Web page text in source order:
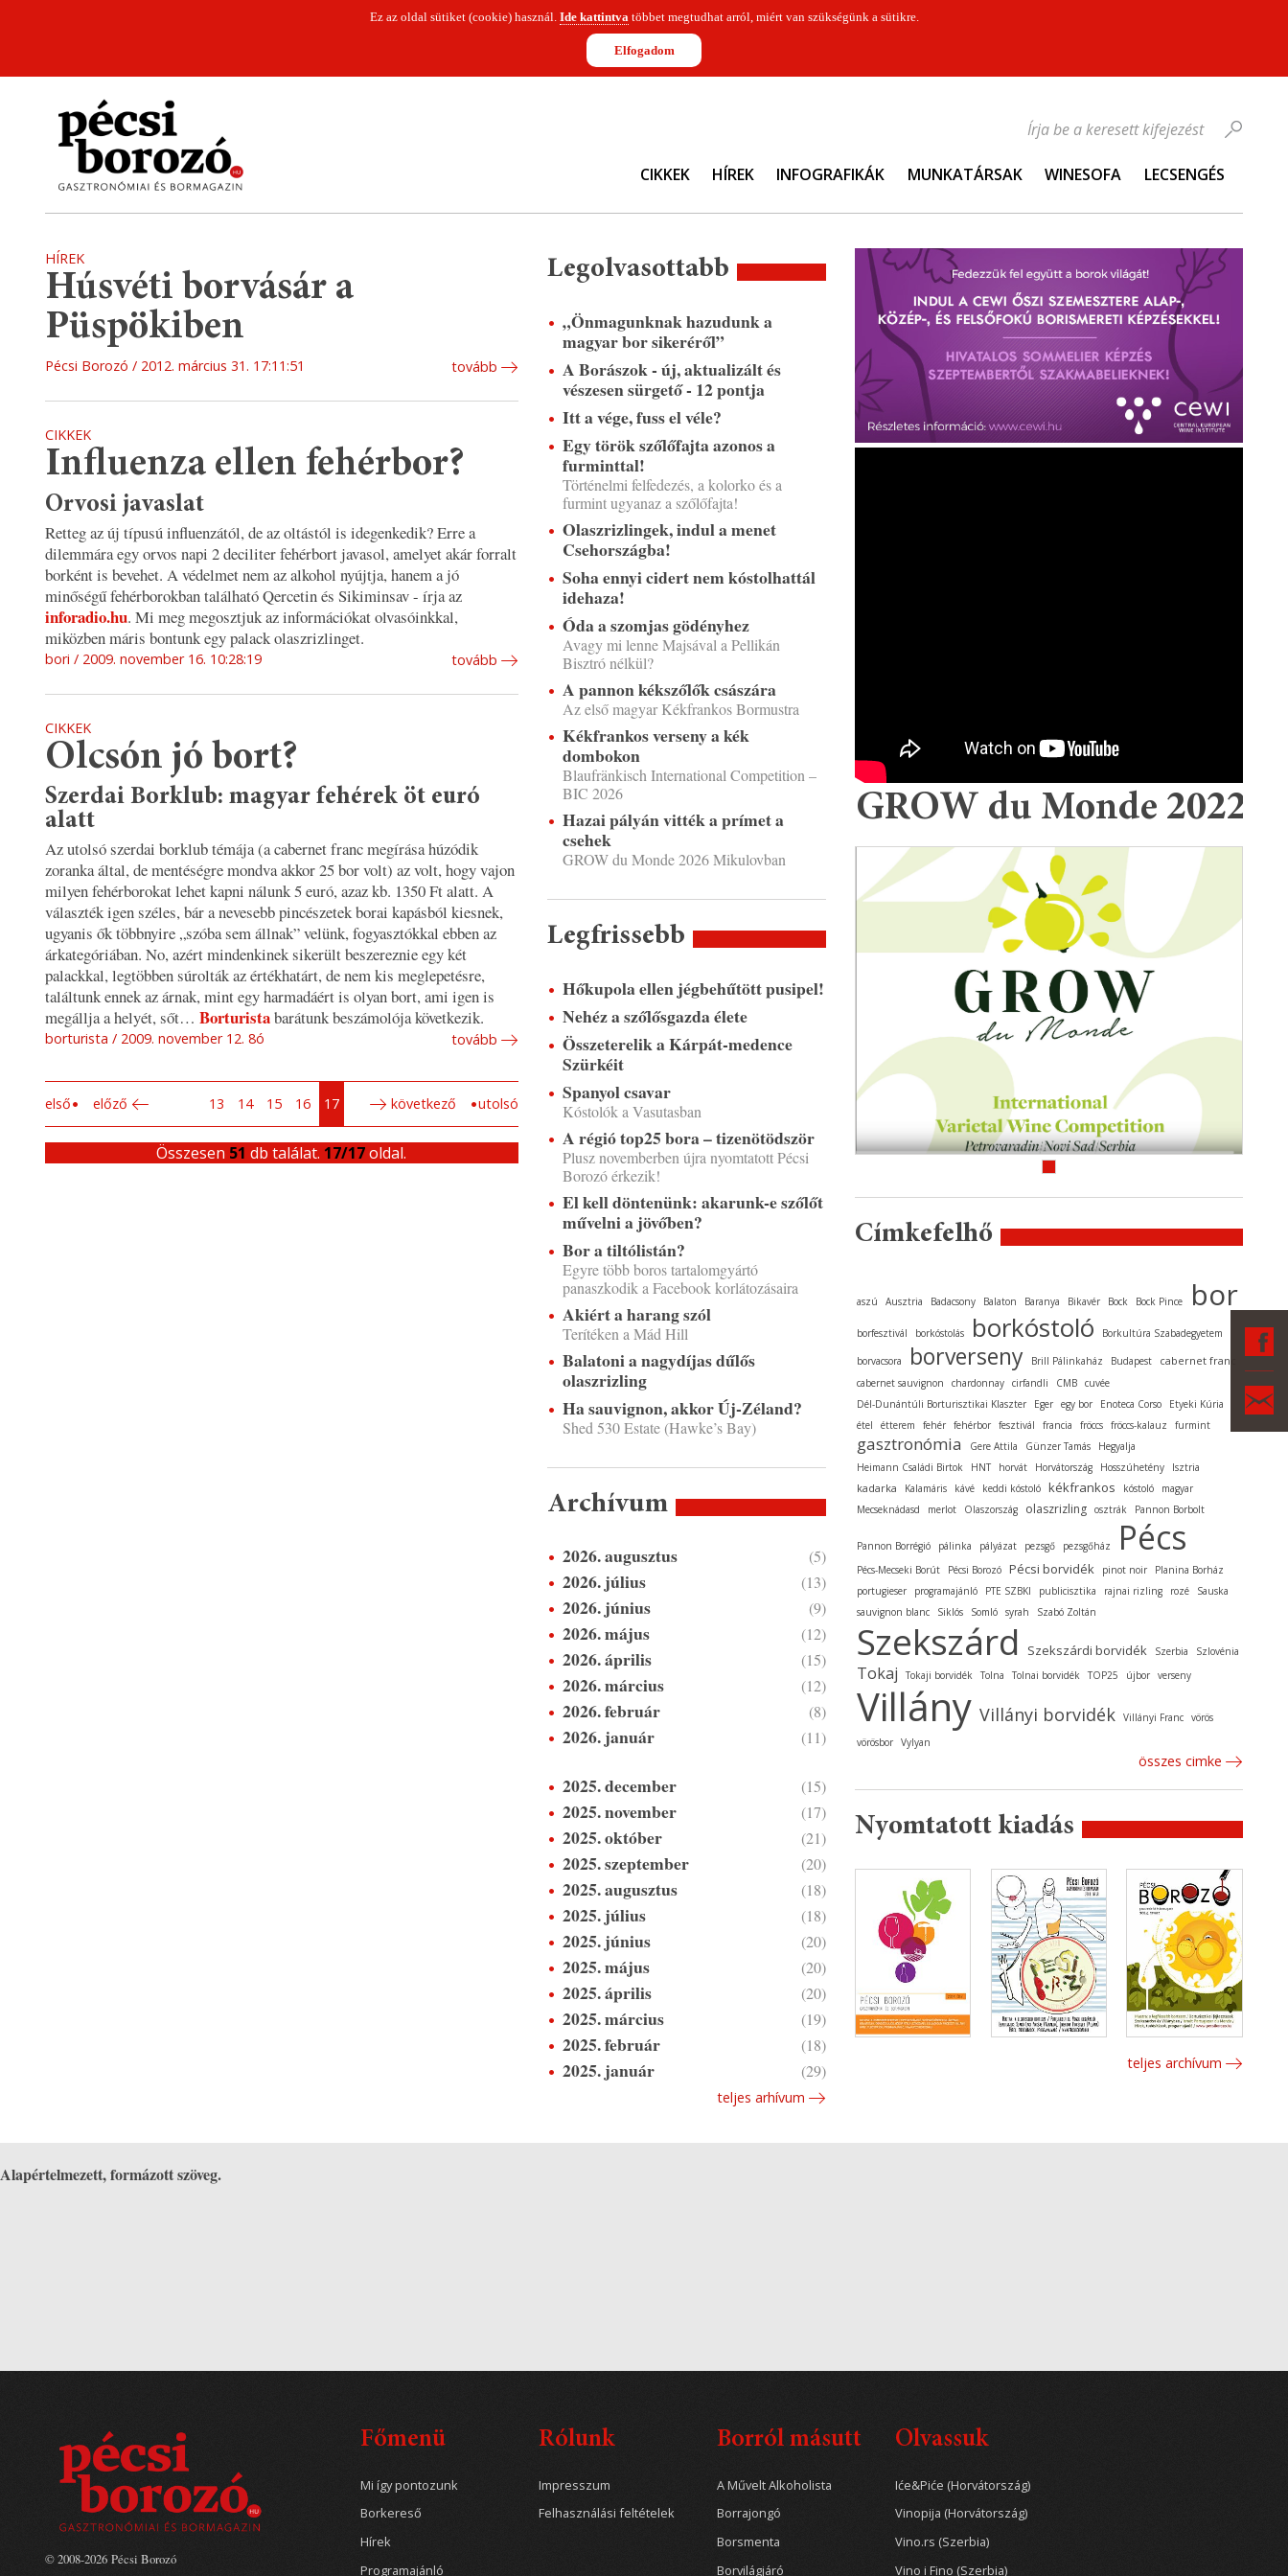
Ez az oldal sütiket (cookie) használ. Ide kattintvatöbbet megtudhat arról, miért van szükségünk a sütikre.
Elfogadom
CIKKEK HÍREK INFOGRAFIKÁK MUNKATÁRSAK WINESOFA LECSENGÉS
Írja be a keresett kifejezést
HÍREK
Húsvéti borvásár a
Püspökiben
Pécsi Borozó 2012. március 31. 17:11:51 tovább
CIKKEK
Influenza ellen fehérbor?
Orvosi javaslat
Retteg az új típusú influenzától, de az oltástól is idegenkedik? Erre a
dilemmára egy orvos napi 2 deciliter fehérbort javasol, amelyet akár forralt
borként is bevehet. A védelmet nem az alkohol nyújtja, hanem a jó
minőségű fehérborokban található Qercetin és Sikiminsav - írja az
inforadio.hu. Mi meg megosztjuk az információkat olvasóinkkal,
miközben máris bontunk egy palack olaszrizlinget.
bori 2009. november 16. 10:28:19 tovább
CIKKEK
Olcsón jó bort?
Szerdai Borklub: magyar fehérek öt euró
alatt
Az utolsó szerdai borklub témája(a cabernet franc megírása húzódik
zoranka által, de mentéségre mondva akkor 25 bor volt) az volt, hogy vajon
milyen fehérborokat lehet kapni nálunk 5 euró, azaz kb. 1350 Ft alatt. A
választék igen széles, bár a nevesebb pincészetek borai kapásból kiesnek,
ugyanis ők többnyire „szóba sem állnak” velünk, fogyasztókkal ebben az
árkategóriában. No, azért mindenkinek sikerült beszereznie egy két
palackkal, legtöbben súrolták az értékhatárt, de nem kis meglepetésre,
találtunk ennek az árnak, mint egy harmadáért is olyan bort, ami igen is
megállja a helyét, sőt… Borturistabarátunk beszámolója következik.
borturista 2009. november 12. 8ó tovább
első előző 13 14 15 16 17 következő utolsó
Összesen 51 db találat. 17/17oldal.
Legolvasottabb
„Önmagunknak hazudunk a
magyar bor sikeréről”
A Borászok - új, aktualizált és
vészesen sürgető - 12 pontja
Itt a vége, fuss el véle?
Egy török szőlőfajta azonos a
furminttal!
Történelmi felfedezés, a kolorko és a
furmint ugyanaz a szőlőfajta!
Olaszrizlingek, indul a menet
Csehországba!
Soha ennyi cidert nem kóstolhattál
idehaza!
Óda a szomjas gödényhez
Avagy mi lenne Majsával a Pellikán
Bisztró nélkül?
A pannon kékszőlők császára
Az első magyar Kékfrankos Bormustra
Kékfrankos verseny a kék
dombokon
Blaufränkisch International Competition –
BIC 2026
Hazai pályán vitték a prímet a
csehek
GROW du Monde 2026 Mikulovban
Legfrissebb
Hőkupola ellen jégbehűtött pusipel!
Nehéz a szőlősgazda élete
Összeterelik a Kárpát-medence
Szürkéit
Spanyol csavar
Kóstolók a Vasutasban
A régió top25 bora – tizenötödször
Plusz novemberben újra nyomtatott Pécsi
Borozó érkezik!
El kell döntenünk: akarunk-e szőlőt
művelni a jövőben?
Bor a tiltólistán?
Egyre több boros tartalomgyártó
panaszkodik a Facebook korlátozásaira
Akiért a harang szól
Terítéken a Mád Hill
Balatoni a nagydíjas dűlős
olaszrizling
Ha sauvignon, akkor Új-Zéland?
Shed 530 Estate (Hawke’s Bay)
Archívum
2026. augusztus (5)
2026. július (13)
2026. június (9)
2026. május (12)
2026. április (15)
2026. március (12)
2026. február (8)
2026. január (11)
2025. december (15)
2025. november (17)
2025. október (21)
2025. szeptember (20)
2025. augusztus (18)
2025. július (18)
2025. június (20)
2025. május (20)
2025. április (20)
2025. március (19)
2025. február (18)
2025. január (29)
teljes arhívum
GROW du Monde 2022
Címkefelhő
aszú Ausztria Badacsony Balaton Baranya Bikavér Bock Bock Pince bor
borfesztivál borkóstolás borkóstoló Borkultúra Szabadegyetem
borvacsora borverseny Brill Pálinkaház Budapest cabernet franc
cabernet sauvignon chardonnay cirfandli CMB cuvée
Dél-Dunántúli Borturisztikai Klaszter
Eger egy bor Enoteca Corso
Etyeki Kúria
étel
étterem fehér fehérbor fesztivál francia fröccs fröccs-kalauz furmint
gasztronómia Gere Attila Günzer Tamás
Hegyalja
Heimann Családi Birtok
HNT horvát Horvátország Hosszúhetény Isztria
kadarka Kalamáris kávé keddi kóstoló kékfrankos kóstoló
magyar
Mecseknádasd
merlot Olaszország olaszrizling osztrák Pannon Borbolt
Pannon Borrégió pálinka pályázat pezsgő pezsgőház Pécs
Pécs-Mecseki Borút Pécsi Borozó Pécsi borvidék pinot noir
Planina Borház
portugieser
programajánló PTE SZBKI publicisztika rajnai rizling rozé
Sauska
sauvignon blanc
Siklós Somló syrah Szabó Zoltán
Szekszárd Szekszárdi borvidék Szerbia Szlovénia
Tokaj Tokaji borvidék Tolna Tolnai borvidék TOP25 újbor verseny
Villány Villányi borvidék Villányi Franc vörös
vörösbor Vylyan
összes cimke
Nyomtatott kiadás
teljes archívum
Alapértelmezett, formázott szöveg.
Főmenü
Mi így pontozunk
Borkereső
Hírek
Programajánló
Rólunk
Impresszum
Felhasználási feltételek
Borról másutt
A Művelt Alkoholista
Borrajongó
Borsmenta
Borvilágjáró
Olvassuk
Iće&Piće (Horvátország)
Vinopija (Horvátország)
Vino.rs (Szerbia)
Vino i Fino (Szerbia)
© 2008-2026 Pécsi Borozó